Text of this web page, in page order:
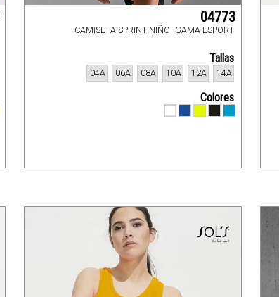
04773
CAMISETA SPRINT NIÑO -GAMA ESPORT
Tallas
14A
12A
10A
08A
06A
04A
Colores